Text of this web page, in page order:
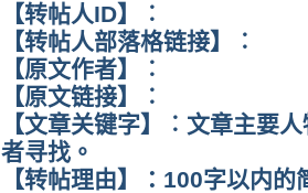
【转帖人ID】︰
【转帖人部落格链接】︰
【原文作者】︰
【原文链接】︰
【文章关键字】︰文章主要
者寻找。
【转帖理由】：100字以内